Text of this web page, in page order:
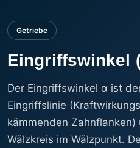
Getriebe
Eingriffswinkel
Der Eingriffswinkel α ist
Eingriffslinie
kämmenden
Wälzkreis im Wälzpunkt.